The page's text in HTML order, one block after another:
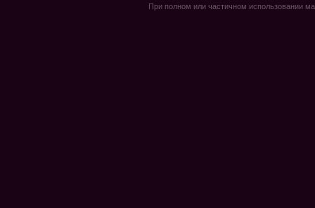
При полном или частичном использовании